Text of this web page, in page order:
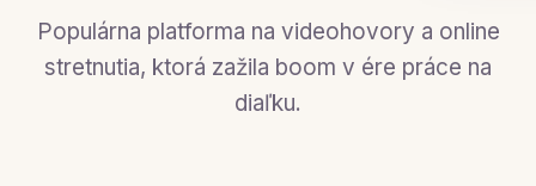
Populárna platforma na videohovory a online
stretnutia, ktorá zažila boom v ére práce na
diaľku.